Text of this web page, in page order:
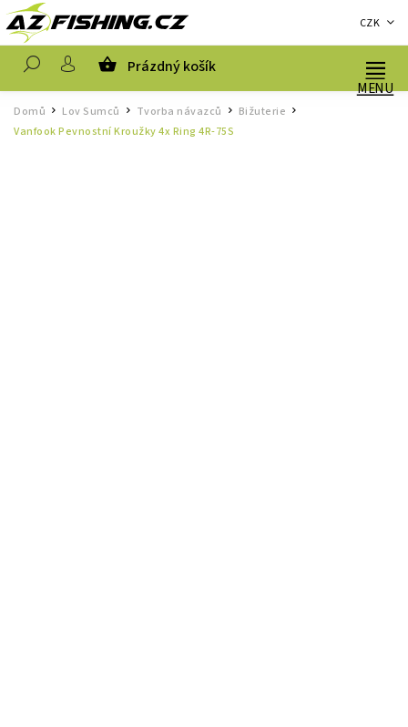
CZK
Prázdný košík
Domů / Lov Sumců Tvorba návazců Bižuterie /
Vanfook Pevnostní Kroužky 4x Ring 4R-75S